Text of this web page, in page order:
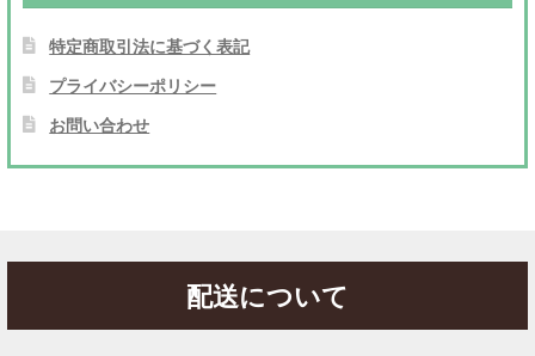
特定商取引法に基づく表記
プライバシーポリシー
お問い合わせ
配送について